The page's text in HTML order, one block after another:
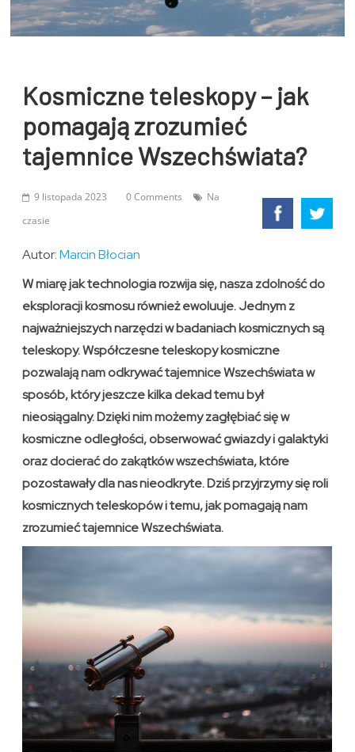
Kosmiczne teleskopy – jak
pomagają zrozumieć
tajemnice Wszechświata?
9 listopada 2023 0 Comments
Na
czasie
Autor:Marcin Błocian
W miarę jak technologia rozwija się, nasza zdolność do
eksploracji kosmosu również ewoluuje. Jednym z
najważniejszych narzędzi w badaniach kosmicznych są
teleskopy. Współczesne teleskopy kosmiczne
pozwalają nam odkrywać tajemnice Wszechświata w
sposób, który jeszcze kilka dekad temu był
nieosiągalny. Dzięki nim możemy zagłębiać się w
kosmiczne odległości, obserwować gwiazdy i galaktyki
oraz docierać do zakątków wszechświata, które
pozostawały dla nas nieodkryte. Dziś przyjrzymy się roli
kosmicznych teleskopów i temu, jak pomagają nam
zrozumieć tajemnice Wszechświata.